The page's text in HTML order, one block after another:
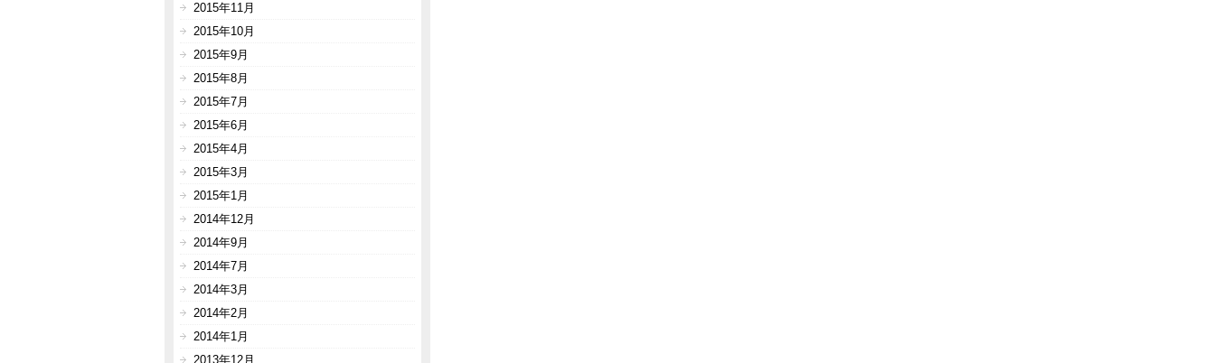
2015年11月
2015年10月
2015年9月
2015年8月
2015年7月
2015年6月
2015年4月
2015年3月
2015年1月
2014年12月
2014年9月
2014年7月
2014年3月
2014年2月
2014年1月
2013年12月